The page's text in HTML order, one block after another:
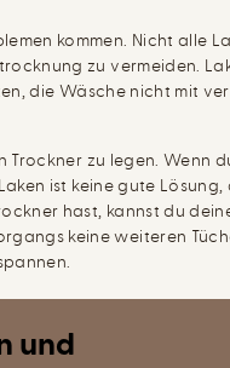
kommen. Nicht alle
zu vermeiden.
die Wäsche nicht mit
zu legen. Wenn
ist keine gute
hast, kannst du
keine weiteren
und